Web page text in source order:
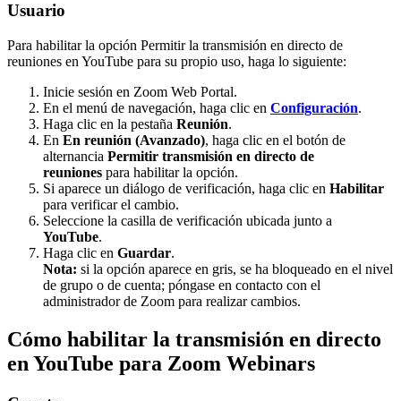
Usuario
Para habilitar la opción Permitir la transmisión en directo de
reuniones en YouTube para su propio uso, haga lo siguiente:
Inicie sesión en Zoom Web Portal.
En el menú de navegación, haga clic en Configuración.
Haga clic en la pestaña Reunión.
En En reunión (Avanzado), haga clic en el botón de
alternancia Permitir transmisión en directo de
reuniones para habilitar la opción.
Si aparece un diálogo de verificación, haga clic en Habilitar
para verificar el cambio.
Seleccione la casilla de verificación ubicada junto a
YouTube.
Haga clic en Guardar.
Nota: si la opción aparece en gris, se ha bloqueado en el nivel
de grupo o de cuenta; póngase en contacto con el
administrador de Zoom para realizar cambios.
Cómo habilitar la transmisión en directo
en YouTube para Zoom Webinars